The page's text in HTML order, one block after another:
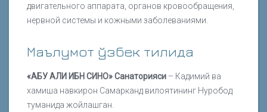
двигательного аппарата, органов кровообращения,
нервной системы и кожными заболеваниями.
Маълумот ўзбек тилида
«АБУ АЛИ ИБН СИНО» Санаторияси – Кадимий ва
хамиша навкирон Самарканд вилоятининг Нуробод
туманида жойлашган.